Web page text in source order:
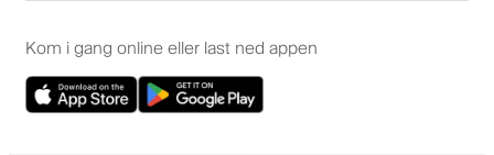
Kom i gang online eller last ned appen